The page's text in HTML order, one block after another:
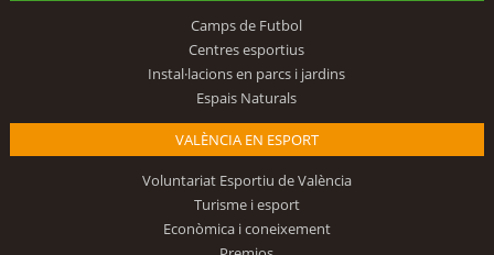
Camps de Futbol
Centres esportius
Instal·lacions en parcs i jardins
Espais Naturals
VALÈNCIA EN ESPORT
Voluntariat Esportiu de València
Turisme i esport
Econòmica i coneixement